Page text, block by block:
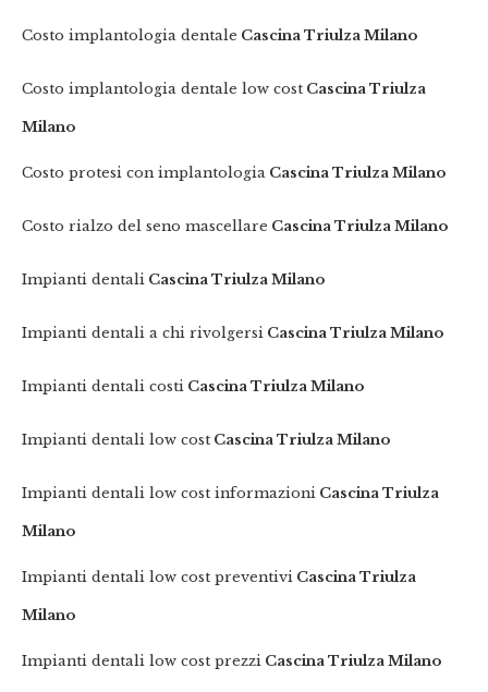
Costo implantologia dentale Cascina Triulza Milano
Costo implantologia dentale low cost Cascina Triulza
Milano
Costo protesi con implantologia Cascina Triulza Milano
Costo rialzo del seno mascellare Cascina Triulza Milano
Impianti dentali Cascina Triulza Milano
Impianti dentali a chi rivolgersi Cascina Triulza Milano
Impianti dentali costi Cascina Triulza Milano
Impianti dentali low cost Cascina Triulza Milano
Impianti dentali low cost informazioni Cascina Triulza
Milano
Impianti dentali low cost preventivi Cascina Triulza
Milano
Impianti dentali low cost prezzi Cascina Triulza Milano